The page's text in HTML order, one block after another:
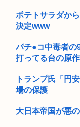
ポテトサラダか
決定www
パチ●コ中毒者の
打ってる台の原
トランプ氏「円
場の保護
大日本帝国が悪